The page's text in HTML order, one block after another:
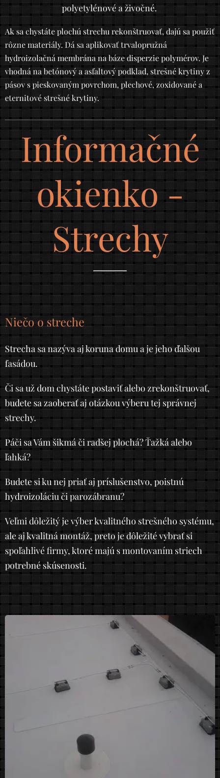
polyetylénové a živočné.
Ak sa chystáte plochú strechu rekonštruovať, dajú sa použiť
rôzne materiály. Dá sa aplikovať trvalopružná
hydroizolačná membrána na báze disperzie polymérov. Je
vhodná na betónový a asfaltový podklad, strešné krytiny z
pásov s pieskovaným povrchom, plechové, zoxidované a
eternitové strešné krytiny.
Informačné
okienko -
Strechy
Niečo o streche
Strecha sa nazýva aj koruna domu a je jeho ďalšou
fasádou.
Či sa už dom chystáte postaviť alebo zrekonštruovať,
budete sa zaoberať aj otázkou výberu tej správnej
strechy.
Páči sa Vám šikmá či radšej plochá? Ťažká alebo
ľahká?
Budete si ku nej priať aj príslušenstvo, poistnú
hydroizoláciu či parozábranu?
Veľmi dôležitý je výber kvalitného strešného systému,
ale aj kvalitná montáž, preto je dôležité vybrať si
spoľahlivé firmy, ktoré majú s montovaním striech
potrebné skúsenosti.